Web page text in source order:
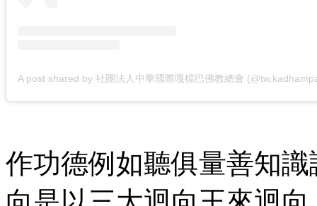
作功德例如聽俱量善知